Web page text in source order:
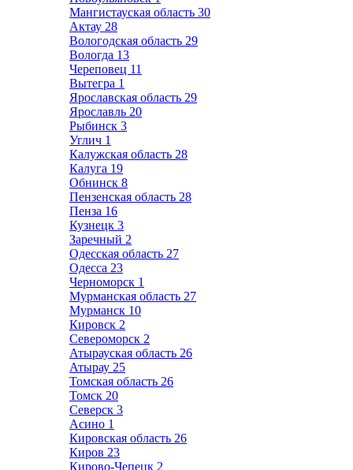
Мангистауская область 30
Актау 28
Вологодская область 29
Вологда 13
Череповец 11
Вытегра 1
Ярославская область 29
Ярославль 20
Рыбинск 3
Углич 1
Калужская область 28
Калуга 19
Обнинск 8
Пензенская область 28
Пенза 16
Кузнецк 3
Заречный 2
Одесская область 27
Одесса 23
Черноморск 1
Мурманская область 27
Мурманск 10
Кировск 2
Североморск 2
Атырауская область 26
Атырау 25
Томская область 26
Томск 20
Северск 3
Асино 1
Кировская область 26
Киров 23
Кирово-Чепецк 2